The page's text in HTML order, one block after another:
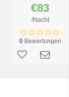
€83
/Nacht
0Bewertungen